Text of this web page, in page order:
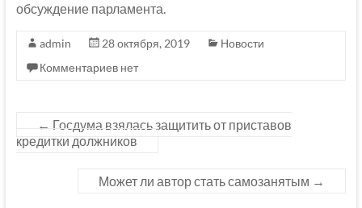
обсуждение парламента.
admin 28 октября, 2019
Новости
Комментариев нет
← Госдума взялась защитить от приставов
кредитки должников
Может ли автор стать самозанятым →